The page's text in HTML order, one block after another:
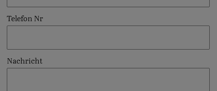
Telefon Nr
Nachricht